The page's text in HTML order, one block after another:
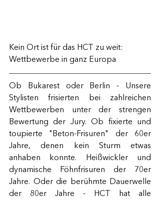
Kein Ort ist für das HCT zu weit:
Wettbewerbe in ganz Europa
Ob Bukarest oder Berlin - Unsere
Stylisten frisierten bei zahlreichen
Wettbewerben unter der strengen
Bewertung der Jury. Ob fixierte und
toupierte "Beton-Frisuren" der 60er
Jahre, denen kein Sturm etwas
anhaben konnte. Heißwickler und
dynamische Föhnfrisuren der 70er
Jahre. Oder die berühmte Dauerwelle
der 80er Jahre - HCT hat alle